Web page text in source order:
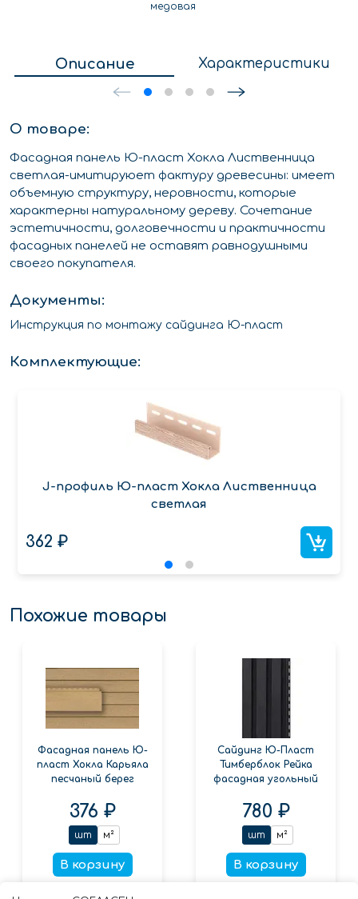
медовая
Описание Характеристики
О товаре:
Фасадная панель Ю-пласт Хокла Лиственница
светлая-имитируюет фактуру древесины: имеет
объемную структуру, неровности, которые
характерны натуральному дереву. Сочетание
эстетичности, долговечности и практичности
фасадных панелей не оставят равнодушными
своего покупателя.
Документы:
Инструкция по монтажу сайдинга Ю-пласт
Комплектующие:
J-профиль Ю-пласт Хокла Лиственница
светлая
362 ₽
Похожие товары
Фасадная панель Ю-
пласт Хокла Карьяла
песчаный берег
376 ₽
шт м²
В корзину
Сайдинг Ю-Пласт
Тимберблок Рейка
фасадная угольный
780 ₽
шт м²
В корзину